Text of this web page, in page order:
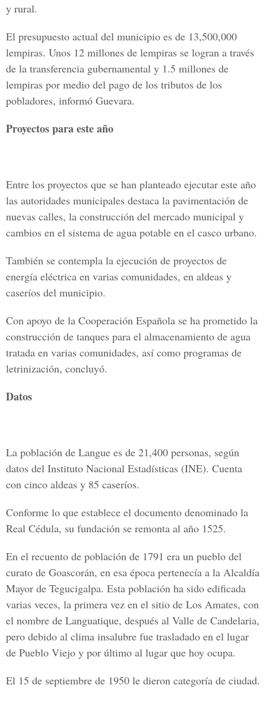
y rural.
El presupuesto actual del municipio es de 13,500,000
lempiras. Unos 12 millones de lempiras se logran a través
de la transferencia gubernamental y 1.5 millones de
lempiras por medio del pago de los tributos de los
pobladores, informó Guevara.
Proyectos para este año
Entre los proyectos que se han planteado ejecutar este año
las autoridades municipales destaca la pavimentación de
nuevas calles, la construcción del mercado municipal y
cambios en el sistema de agua potable en el casco urbano.
También se contempla la ejecución de proyectos de
energía eléctrica en varias comunidades, en aldeas y
caseríos del municipio.
Con apoyo de la Cooperación Española se ha prometido la
construcción de tanques para el almacenamiento de agua
tratada en varias comunidades, así como programas de
letrinización, concluyó.
Datos
La población de Langue es de 21,400 personas, según
datos del Instituto Nacional Estadísticas (INE). Cuenta
con cinco aldeas y 85 caseríos.
Conforme lo que establece el documento denominado la
Real Cédula, su fundación se remonta al año 1525.
En el recuento de población de 1791 era un pueblo del
curato de Goascorán, en esa época pertenecía a la Alcaldía
Mayor de Tegucigalpa. Esta población ha sido edificada
varias veces, la primera vez en el sitio de Los Amates, con
el nombre de Languatique, después al Valle de Candelaria,
pero debido al clima insalubre fue trasladado en el lugar
de Pueblo Viejo y por último al lugar que hoy ocupa.
El 15 de septiembre de 1950 le dieron categoría de ciudad.